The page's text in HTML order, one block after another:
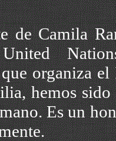
de Camila
organiza el
hemos
Es un